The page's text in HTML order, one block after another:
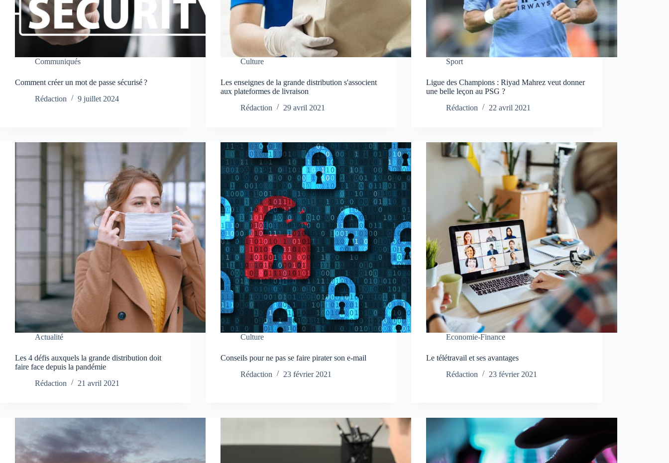
Communiqués
Comment créer un mot de passe sécurisé ?
Rédaction
9 juillet 2024
Culture
Les enseignes de la grande distribution s'associent
aux plateformes de livraison
Rédaction
29 avril 2021
Sport
Ligue des Champions : Riyad Mahrez veut donner
une belle leçon au PSG ?
Rédaction
22 avril 2021
Actualité
Les 4 défis auxquels la grande distribution doit
faire face depuis la pandémie
Rédaction
21 avril 2021
Culture
Conseils pour ne pas se faire pirater son e-mail
Rédaction
23 février 2021
Economie-Finance
Le télétravail et ses avantages
Rédaction
23 février 2021